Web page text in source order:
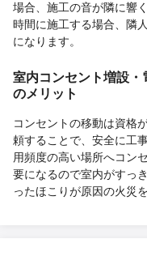
場合、施工の音が隣に響
時間に施工する場合、隣
になります。
室内コンセント増設
のメリット
コンセントの移動は資格
頼することで、安全に工
用頻度の高い場所へコン
要になるので室内がすっ
ったほこりが原因の火災